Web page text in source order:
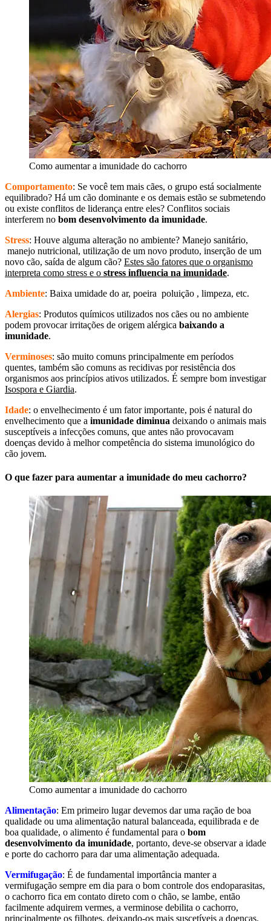
Como aumentar a imunidade do cachorro
Comportamento: Se você tem mais cães, o grupo está socialmente
equilibrado? Há um cão dominante e os demais estão se submetendo
ou existe conflitos de liderança entre eles? Conflitos sociais
interferem no bom desenvolvimento da imunidade.
Stress: Houve alguma alteração no ambiente? Manejo sanitário,
manejo nutricional, utilização de um novo produto, inserção de um
novo cão, saída de algum cão? Estes são fatores que o organismo
interpreta como stress e o stress influencia na imunidade.
Ambiente: Baixa umidade do ar, poeira poluição , limpeza, etc.
Alergias: Produtos químicos utilizados nos cães ou no ambiente
podem provocar irritações de origem alérgica baixando a
imunidade.
Verminoses: são muito comuns principalmente em períodos
quentes, também são comuns as recidivas por resistência dos
organismos aos princípios ativos utilizados. É sempre bom investigar
Isospora e Giardia.
Idade: o envelhecimento é um fator importante, pois é natural do
envelhecimento que a imunidade diminua deixando o animais mais
susceptíveis a infecções comuns, que antes não provocavam
doenças devido à melhor competência do sistema imunológico do
cão jovem.
O que fazer para aumentar a imunidade do meu cachorro?
Como aumentar a imunidade do cachorro
Alimentação: Em primeiro lugar devemos dar uma ração de boa
qualidade ou uma alimentação natural balanceada, equilibrada e de
boa qualidade, o alimento é fundamental para o bom
desenvolvimento da imunidade, portanto, deve-se observar a idade
e porte do cachorro para dar uma alimentação adequada.
Vermifugação: É de fundamental importância manter a
vermifugação sempre em dia para o bom controle dos endoparasitas,
o cachorro fica em contato direto com o chão, se lambe, então
facilmente adquirem vermes, a verminose debilita o cachorro,
principalmente os filhotes, deixando-os mais suscetíveis a doenças.